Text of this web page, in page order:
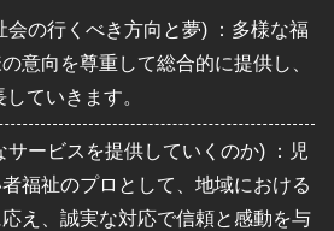
会の行くべき方向と夢) ：多様な福
意向を尊重して総合的に提供し、
ていきます。
サービスを提供していくのか) ：児
福祉のプロとして、地域における
え、誠実な対応で信頼と感動を与